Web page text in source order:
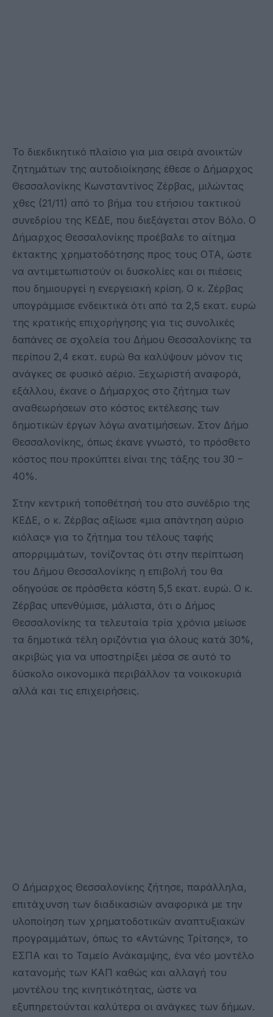
Το διεκδικητικό πλαίσιο για μια σειρά ανοικτών
ζητημάτων της αυτοδιοίκησης έθεσε ο Δήμαρχος
Θεσσαλονίκης Κωνσταντίνος Ζέρβας, μιλώντας
χθες (21/11) από το βήμα του ετήσιου τακτικού
συνεδρίου της ΚΕΔΕ, που διεξάγεται στον Βόλο. Ο
Δήμαρχος Θεσσαλονίκης προέβαλε το αίτημα
έκτακτης χρηματοδότησης προς τους ΟΤΑ, ώστε
να αντιμετωπιστούν οι δυσκολίες και οι πιέσεις
που δημιουργεί η ενεργειακή κρίση. Ο κ. Ζέρβας
υπογράμμισε ενδεικτικά ότι από τα 2,5 εκατ. ευρώ
της κρατικής επιχορήγησης για τις συνολικές
δαπάνες σε σχολεία του Δήμου Θεσσαλονίκης τα
περίπου 2,4 εκατ. ευρώ θα καλύψουν μόνον τις
ανάγκες σε φυσικό αέριο. Ξεχωριστή αναφορά,
εξάλλου, έκανε ο Δήμαρχος στο ζήτημα των
αναθεωρήσεων στο κόστος εκτέλεσης των
δημοτικών έργων λόγω ανατιμήσεων. Στον Δήμο
Θεσσαλονίκης, όπως έκανε γνωστό, το πρόσθετο
κόστος που προκύπτει είναι της τάξης του 30 –
40%.
Στην κεντρική τοποθέτησή του στο συνέδριο της
ΚΕΔΕ, ο κ. Ζέρβας αξίωσε «μια απάντηση αύριο
κιόλας» για το ζήτημα του τέλους ταφής
απορριμμάτων, τονίζοντας ότι στην περίπτωση
του Δήμου Θεσσαλονίκης η επιβολή του θα
οδηγούσε σε πρόσθετα κόστη 5,5 εκατ. ευρώ. Ο κ.
Ζέρβας υπενθύμισε, μάλιστα, ότι ο Δήμος
Θεσσαλονίκης τα τελευταία τρία χρόνια μείωσε
τα δημοτικά τέλη οριζόντια για όλους κατά 30%,
ακριβώς για να υποστηρίξει μέσα σε αυτό το
δύσκολο οικονομικά περιβάλλον τα νοικοκυριά
αλλά και τις επιχειρήσεις.
Ο Δήμαρχος Θεσσαλονίκης ζήτησε, παράλληλα,
επιτάχυνση των διαδικασιών αναφορικά με την
υλοποίηση των χρηματοδοτικών αναπτυξιακών
προγραμμάτων, όπως το «Αντώνης Τρίτσης», το
ΕΣΠΑ και το Ταμείο Ανάκαμψης, ένα νέο μοντέλο
κατανομής των ΚΑΠ καθώς και αλλαγή του
μοντέλου της κινητικότητας, ώστε να
εξυπηρετούνται καλύτερα οι ανάγκες των δήμων.